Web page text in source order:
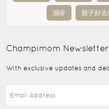
濕疹 親子好去
Champimom Newsletter
With exclusive updates and